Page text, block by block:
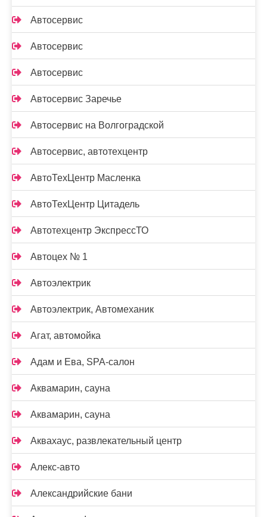
Автосервис
Автосервис
Автосервис
Автосервис Заречье
Автосервис на Волгоградской
Автосервис, автотехцентр
АвтоТехЦентр Масленка
АвтоТехЦентр Цитадель
Автотехцентр ЭкспрессТО
Автоцех № 1
Автоэлектрик
Автоэлектрик, Автомеханик
Агат, автомойка
Адам и Ева, SPA-салон
Аквамарин, сауна
Аквамарин, сауна
Аквахаус, развлекательный центр
Алекс-авто
Александрийские бани